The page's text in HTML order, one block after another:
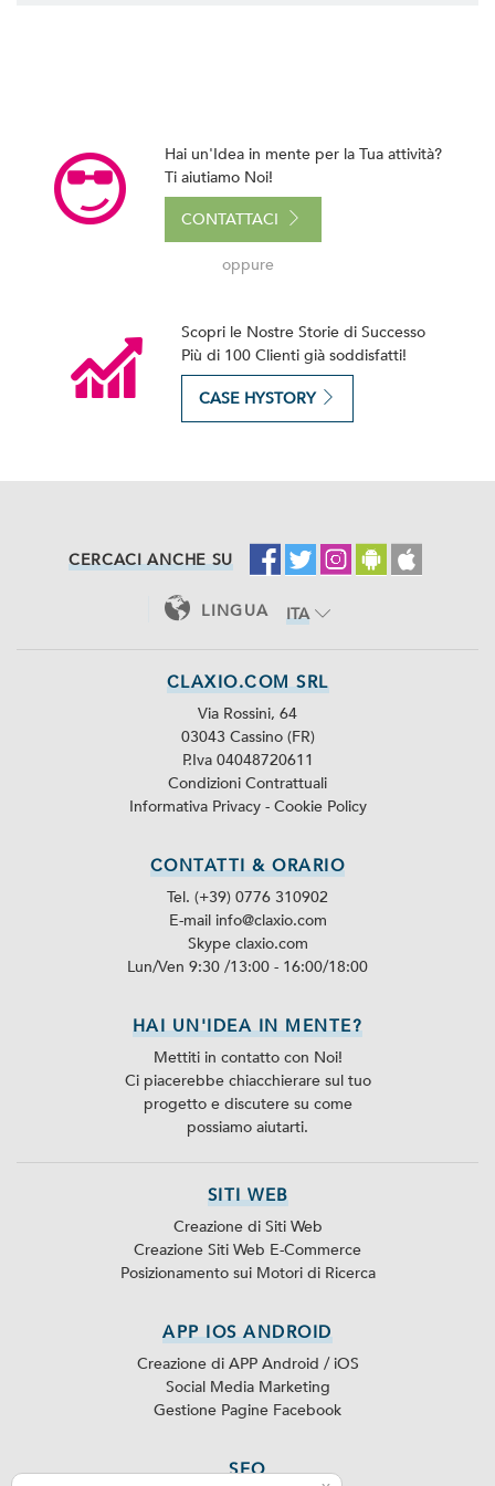
Hai un'Idea in mente per la Tua attività?
Ti aiutiamo Noi!
CONTATTACI
oppure
Scopri le Nostre Storie di Successo
Più di 100 Clienti già soddisfatti!
CASE HYSTORY
CERCACI ANCHE SU
LINGUA
ITA
CLAXIO.COM SRL
Via Rossini, 64
03043 Cassino (FR)
P.Iva 04048720611
Condizioni Contrattuali
Informativa Privacy - Cookie Policy
CONTATTI & ORARIO
Tel. (+39) 0776 310902
E-mail info@claxio.com
Skype claxio.com
Lun/Ven 9:30 /13:00 - 16:00/18:00
HAI UN'IDEA IN MENTE?
Mettiti in contatto con Noi!
Ci piacerebbe chiacchierare sul tuo
progetto e discutere su come
possiamo aiutarti.
SITI WEB
Creazione di Siti Web
Creazione Siti Web E-Commerce
Posizionamento sui Motori di Ricerca
APP IOS ANDROID
Creazione di APP Android / iOS
Social Media Marketing
Gestione Pagine Facebook
SEO